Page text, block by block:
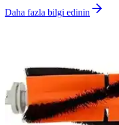
Daha fazla bilgi edinin